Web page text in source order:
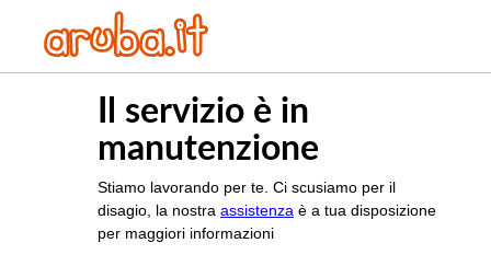
Il servizio è in
manutenzione
Stiamo lavorando per te. Ci scusiamo per il
disagio, la nostra assistenza è a tua disposizione
per maggiori informazioni